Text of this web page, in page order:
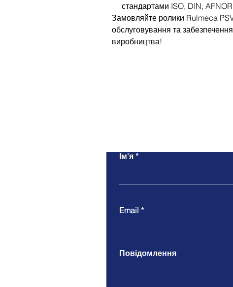
стандартами ISO, DIN,
Замовляйте ролики Rulmeca PSV
обслуговування та
виробництва!
Ім'я
Email
Повідомлення